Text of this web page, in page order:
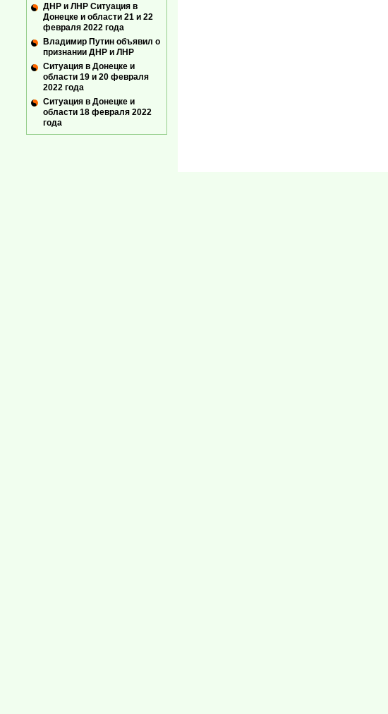
ДНР и ЛНР Ситуация в
Донецке и области 21 и 22
февраля 2022 года
Владимир Путин объявил о
признании ДНР и ЛНР
Ситуация в Донецке и
области 19 и 20 февраля
2022 года
Ситуация в Донецке и
области 18 февраля 2022
года